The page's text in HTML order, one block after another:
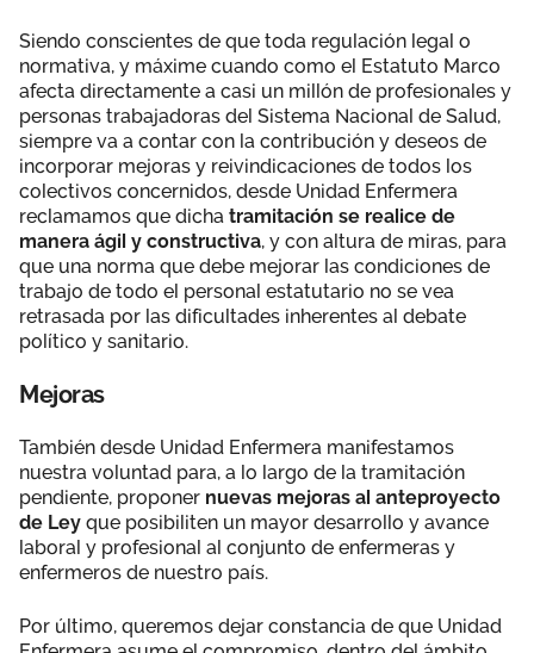
Siendo conscientes de que toda regulación legal o
normativa, y máxime cuando como el Estatuto Marco
afecta directamente a casi un millón de profesionales y
personas trabajadoras del Sistema Nacional de Salud,
siempre va a contar con la contribución y deseos de
incorporar mejoras y reivindicaciones de todos los
colectivos concernidos, desde Unidad Enfermera
reclamamos que dicha tramitación se realice de
manera ágil y constructiva, y con altura de miras, para
que una norma que debe mejorar las condiciones de
trabajo de todo el personal estatutario no se vea
retrasada por las dificultades inherentes al debate
político y sanitario.
Mejoras
También desde Unidad Enfermera manifestamos
nuestra voluntad para, a lo largo de la tramitación
pendiente, proponer nuevas mejoras al anteproyecto
de Ley que posibiliten un mayor desarrollo y avance
laboral y profesional al conjunto de enfermeras y
enfermeros de nuestro país.
Por último, queremos dejar constancia de que Unidad